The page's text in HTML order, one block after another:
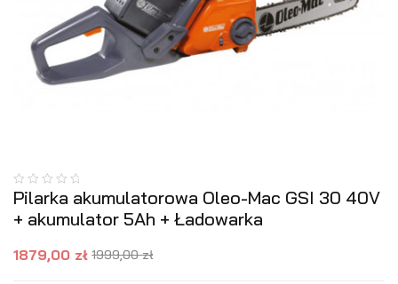
Pilarka akumulatorowa Oleo-Mac GSI 30 40V
+ akumulator 5Ah + Ładowarka
1999,00zł
1879,00 zł